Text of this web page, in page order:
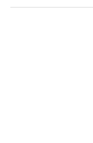
das klassische